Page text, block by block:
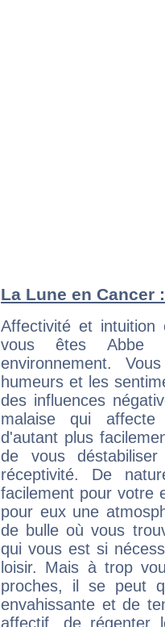
La Lune en Cancer
Affectivité et intuition
vous êtes Abbe
environnement.
humeurs et les
des influences
malaise qui
d'autant plus
de vous
réceptivité. De
facilement pour votre
pour eux une
de bulle où vous
qui vous est si
loisir. Mais à trop
proches, il se peut
envahissante et de
affectif, de régenter